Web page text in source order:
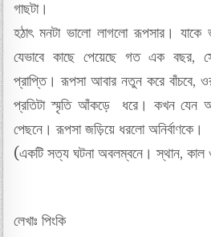
গাছটা।
হঠাৎ মনটা ভালো লাগলো রূপসার।
যেভাবে কাছে পেয়েছে গত এক বছর,
প্রাপ্তি। রূপসা আবার নতুন করে বাঁচবে,
প্রতিটা স্মৃতি আঁকড়ে ধরে। কখন যেন
পেছনে। রূপসা জড়িয়ে ধরলো অনির্বাণকে।
(একটি সত্য ঘটনা অবলম্বনে। স্থান, কাল ও
লেখাঃ পিংকি